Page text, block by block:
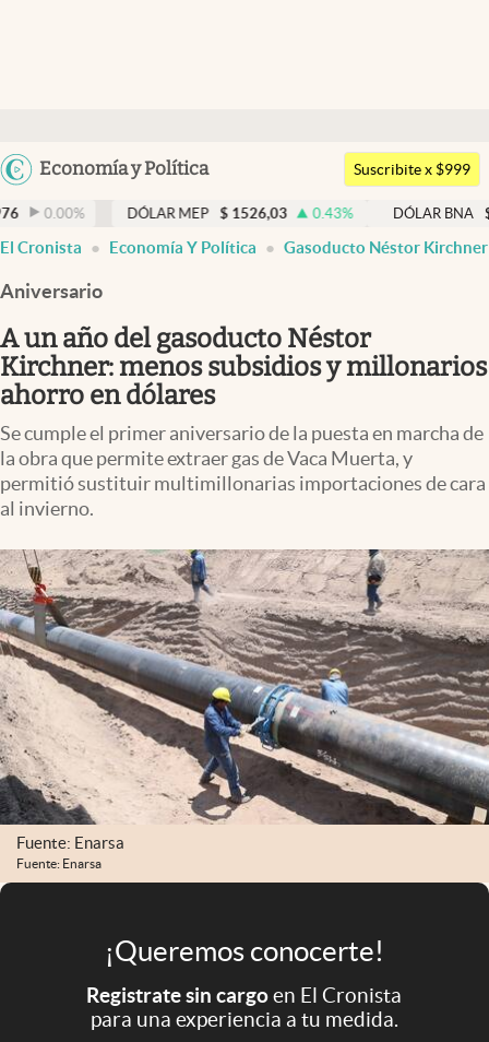
Argentina
Economía y Política
Members
Economía y Política
Finanzas y Mercados
Mercados Online
Negocios
Columnistas
Apertura
Infotechnology
Clima
Mundial 2026
Eventos Corporativos
El Cronista Studio
Mediakit
abre en nueva pestaña
Argentina
Suscribite x $999
DÓLAR MEP $ 1526,03 0.43% DÓLAR BNA $ 1520
El Cronista Economía Y Política Gasoducto Néstor Kirchner
Aniversario
A un año del gasoducto Néstor
Kirchner: menos subsidios y millonarios
ahorro en dólares
Se cumple el primer aniversario de la puesta en marcha de
la obra que permite extraer gas de Vaca Muerta, y
permitió sustituir multimillonarias importaciones de cara
al invierno.
Fuente: Enarsa
Fuente: Enarsa
¡Queremos conocerte!
Registrate sin cargoen El Cronista
para una experiencia a tu medida.